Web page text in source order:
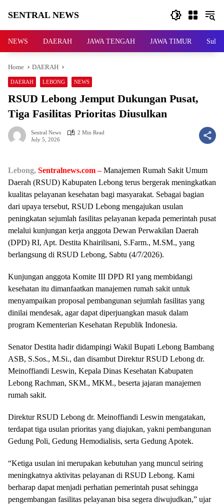
SENTRAL NEWS
NEWS
NEWS DAERAH JAWA TENGAH JAWA TIMUR
Home DAERAH
DAERAH LEBONG NEWS
RSUD Lebong Jemput Dukungan Pusat,
Tiga Fasilitas Prioritas Diusulkan
Sentral News
2 Min Read
July 5, 2026
Lebong, Sentralnews.com – Manajemen Rumah Sakit Umum
Daerah (RSUD) Kabupaten Lebong terus bergerak meningkatkan
kualitas pelayanan kesehatan bagi masyarakat. Sebagai bagian
dari upaya tersebut, RSUD Lebong mengajukan usulan
peningkatan sejumlah fasilitas pelayanan kepada pemerintah pusat
melalui kunjungan kerja anggota Dewan Perwakilan Daerah
(DPD) RI, Apt. Destita Khairilisani, S.Farm., M.SM., yang
berlangsung di RSUD Lebong, Sabtu (4/7/2026).
Kunjungan anggota Komite III DPD RI yang membidangi
kesehatan itu dimanfaatkan manajemen rumah sakit untuk
menyampaikan proposal pembangunan sejumlah fasilitas yang
dinilai mendesak, agar dapat diperjuangkan masuk dalam
program Kementerian Kesehatan Republik Indonesia.
Senator Destita hadir didampingi Wakil Bupati Lebong Bambang
ASB, S.Sos., M.Si., dan disambut Direktur RSUD Lebong dr.
Meinoffiandi Leswin, Kepala Dinas Kesehatan Kabupaten
Lebong Rachman, SKM., MKM., beserta jajaran manajemen
rumah sakit.
Direktur RSUD Lebong dr. Meinoffiandi Leswin mengatakan,
terdapat tiga usulan prioritas yang diajukan, yakni pembangunan
Gedung Poli, Gedung Hemodialisis, serta Gedung Apotek.
“Ketiga usulan ini merupakan kebutuhan yang muncul seiring
meningkatnya aktivitas pelayanan di RSUD Lebong. Kami
berharap dapat menjadi perhatian pemerintah pusat sehingga
pengembangan fasilitas pelayanan bisa segera diwujudkan,” ujar